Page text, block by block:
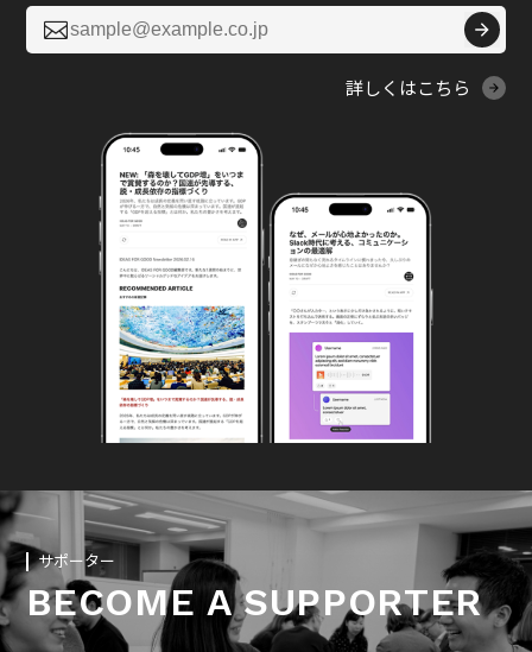

詳しくはこちら
サポーター
BECOME A SUPPORTER